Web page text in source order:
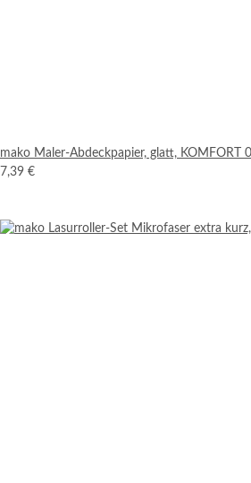
mako Maler-Abdeckpapier, glatt, KOMFORT
7,39 €